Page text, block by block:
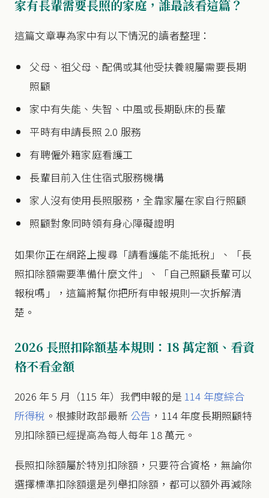
家有長輩需要長照的家庭，誰最該看這篇？
這篇文章專為家中有以下情況的讀者整理：
父母、祖父母、配偶或其他受扶養親屬需要長期
照顧
家中有失能、失智、中風或長期臥床的長輩
平時有申請長照 2.0 服務
有聘僱外籍家庭看護工
長輩目前入住住宿式服務機構
家人沒有使用長照服務，全靠家屬在家自行照顧
照顧對象同時領有身心障礙證明
如果你正在網路上搜尋「請看護能不能抵稅」、「長
照扣除額需要準備什麼文件」、「自己照顧長輩可以
報稅嗎」，這篇將幫你把所有申報規則一次拆解清
楚。
2026 長照扣除額基本規則：18 萬定額、看資
格不看金額
2026 年 5 月（115 年）我們申報的是 114 年度綜合
所得稅 。根據財政部最新 公告 ，114 年度長期照顧特
別扣除額已經提高為每人每年 18 萬元。
長照扣除額屬於特別扣除額，只要符合資格，無論你
選擇標準扣除額還是列舉扣除額，都可以額外再減除